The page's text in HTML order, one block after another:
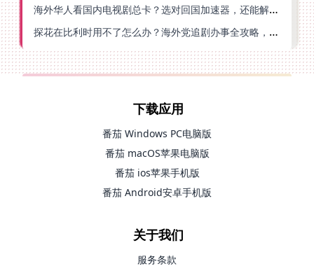
海外华人看国内电视剧总卡？选对回国加速器，还能解决菲律宾打不开反诈中心的问题
探花在比利时用不了怎么办？海外党追剧办事全攻略，选对加速器就够了
下载应用
番茄 Windows PC电脑版
番茄 macOS苹果电脑版
番茄 ios苹果手机版
番茄 Android安卓手机版
关于我们
服务条款